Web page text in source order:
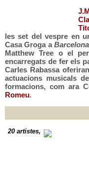
les set del vespre en
Casa Groga a
Matthew Tree o el
encarregats de fer els
Carles Rabassa
actuacions musicals
formacions, com ara
Romeu.
20 artistes,